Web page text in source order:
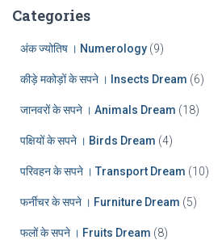
h
Categories
अंक ज्योतिष । Numerology (9)
कीड़े मकोड़ों के सपने । Insects Dream (6)
जानवरों के सपने । Animals Dream (18)
पक्षियों के सपने । Birds Dream (4)
परिवहन के सपने । Transport Dream (10)
फर्नीचर के सपने । Furniture Dream (5)
फलों के सपने । Fruits Dream (8)